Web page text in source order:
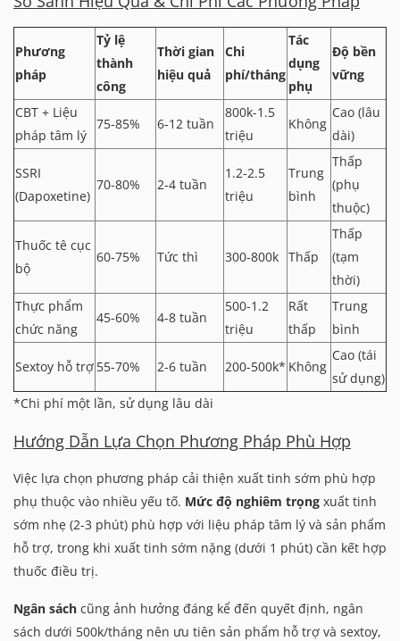
Phương
pháp
Tỷ lệ
thành
công
Thời gian
hiệu quả
Chi
phí/tháng
Tác
dụng
phụ
Độ bền
vững
CBT + Liệu
pháp tâm lý
75-85% 6-12 tuần
800k-1.5
triệu
Không
Cao (lâu
dài)
SSRI
(Dapoxetine)
70-80% 2-4 tuần
1.2-2.5
triệu
Trung
bình
Thấp
(phụ
thuộc)
Thuốc tê cục
bộ
60-75% Tức thì 300-800k Thấp
Thấp
(tạm
thời)
Thực phẩm
chức năng
45-60% 4-8 tuần
500-1.2
triệu
Rất
thấp
Trung
bình
Sextoy hỗ trợ 55-70% 2-6 tuần 200-500k* Không
Cao (tái
sử dụng)
*Chi phí một lần, sử dụng lâu dài
Hướng Dẫn Lựa Chọn Phương Pháp Phù Hợp
Việc lựa chọn phương pháp cải thiện xuất tinh sớm phù hợp
phụ thuộc vào nhiều yếu tố. Mức độ nghiêm trọng xuất tinh
sớm nhẹ (2-3 phút) phù hợp với liệu pháp tâm lý và sản phẩm
hỗ trợ, trong khi xuất tinh sớm nặng (dưới 1 phút) cần kết hợp
thuốc điều trị.
Ngân sách cũng ảnh hưởng đáng kể đến quyết định, ngân
sách dưới 500k/tháng nên ưu tiên sản phẩm hỗ trợ và sextoy,